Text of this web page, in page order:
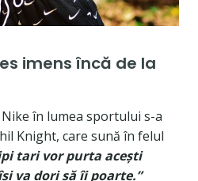
imens încă de la
în lumea sportului s-a
Knight, care sună în felul
tari vor purta acești
va dori să îi poarte.”